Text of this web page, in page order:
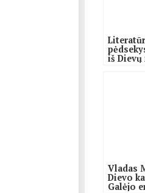
iš Dievų
Vladas
Dievo
Galėjo